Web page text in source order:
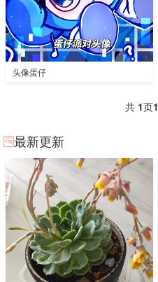
头像蛋仔
共 1页1
最新更新